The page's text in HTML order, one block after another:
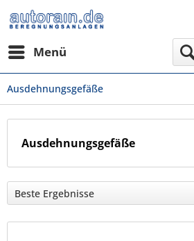
Menü
Ausdehnungsgefäße
Ausdehnungsgefäße